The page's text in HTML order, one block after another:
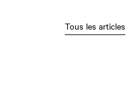
Tous les articles